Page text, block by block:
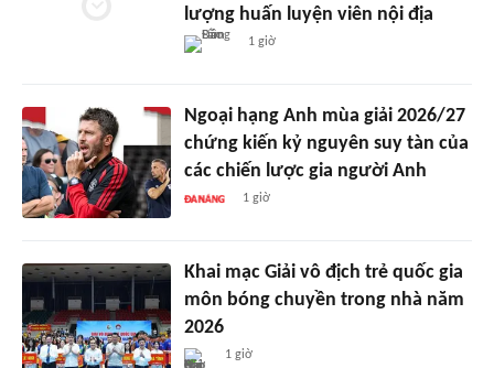
lượng huấn luyện viên nội địa
1 giờ
Ngoại hạng Anh mùa giải 2026/27
chứng kiến kỷ nguyên suy tàn của
các chiến lược gia người Anh
1 giờ
Khai mạc Giải vô địch trẻ quốc gia
môn bóng chuyền trong nhà năm
2026
1 giờ